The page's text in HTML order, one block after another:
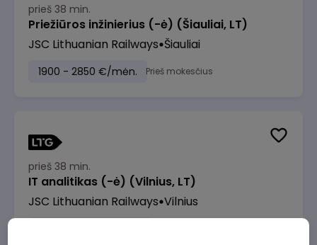
prieš 38 min.
Priežiūros inžinierius (-ė) (Šiauliai, LT)
JSC Lithuanian Railways Šiauliai
1900 - 2850 €/mėn. Prieš mokesčius
prieš 38 min.
IT analitikas (-ė) (Vilnius, LT)
JSC Lithuanian Railways Vilnius